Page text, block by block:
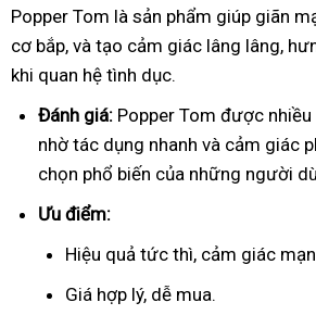
Popper Tom là sản phẩm giúp giãn
cơ bắp, và tạo cảm giác lâng lâng,
khi quan hệ tình dục.
Đánh giá: Popper Tom được
nhờ tác dụng nhanh và cảm giác
chọn phổ biến của những người
Ưu điểm:
Hiệu quả tức thì, cảm giác
Giá hợp lý, dễ mua.